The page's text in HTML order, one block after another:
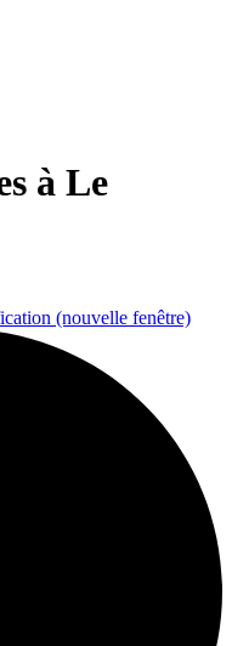
à Le
(nouvelle fenêtre)